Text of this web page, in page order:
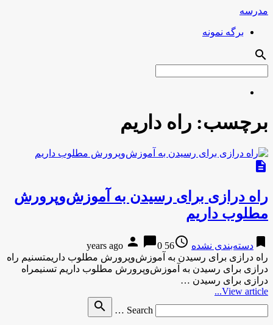
مدرسه
برگه نمونه
search
برچسب: راه داریم
description
راه درازی برای رسیدن به آموزش‌وپرورش
مطلوب داریم
bookmark دسته‌بندی نشده access_time
56 years ago
person chat_bubble0
راه درازی برای رسیدن به آموزش‌وپرورش مطلوب داریمتسنیم راه
درازی برای رسیدن به آموزش‌وپرورش مطلوب داریم تسنیمراه
درازی برای رسیدن …
View article...
Search …
search